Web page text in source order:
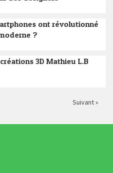
ont révolutionné
?
3D Mathieu L.B
Suivant »